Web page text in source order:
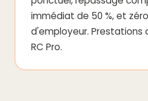
immédiat de 50 %, et
d'employeur. Prestations
RC Pro.